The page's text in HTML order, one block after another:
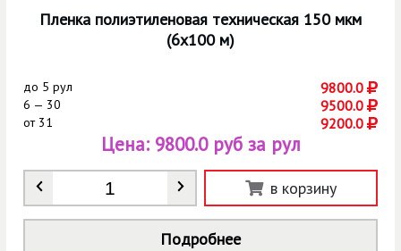
Пленка полиэтиленовая техническая 150 мкм
(6х100 м)
до 5 рул 9800.0
6 — 30 9500.0
от31 9200.0
Количество
Цена: 9800.0 руб за рул
в корзину
Подробнее